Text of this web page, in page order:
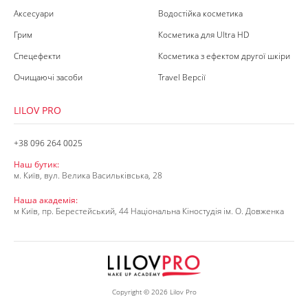
Аксесуари
Грим
Спецефекти
Очищаючі засоби
Водостійка косметика
Косметика для Ultra HD
Косметика з ефектом другої шкіри
Travel Версії
LILOV PRO
+38 096 264 0025
Наш бутик:
м. Київ, вул. Велика Васильківська, 28
Наша академія:
м Київ, пр. Берестейський, 44 Національна Кіностудія ім. О. Довженка
Copyright © 2026 Lilov Pro